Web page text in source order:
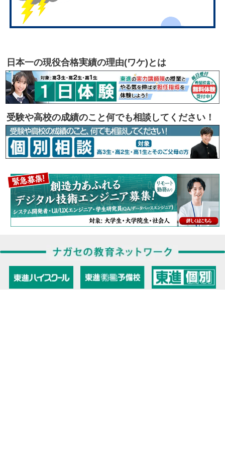
日本一の現役合格実績の理由(ワケ)とは
受験や高校の成績のこと何でも相談してください！